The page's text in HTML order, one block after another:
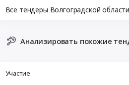
Все тендеры Волгоградской области
Анализировать похожие
Участие